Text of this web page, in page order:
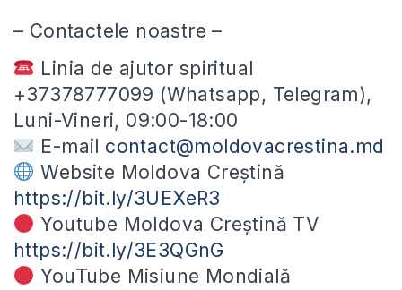
– Contactele noastre –
Linia de ajutor spiritual
+37378777099 (Whatsapp, Telegram),
Luni-Vineri, 09:00-18:00
E-mail contact@moldovacrestina.md
Website Moldova Creștină
https://bit.ly/3UEXeR3
Youtube Moldova Creștină TV
https://bit.ly/3E3QGnG
YouTube Misiune Mondială